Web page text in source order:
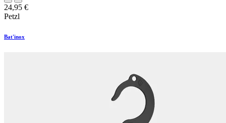
24,95 €
Petzl
Bat'inox